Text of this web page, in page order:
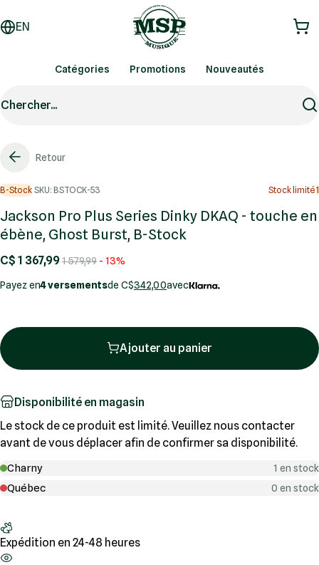
EN
Catégories Promotions Nouveautés
Chercher...
Retour
B-Stock SKU: BSTOCK-53 Stock limité1
Jackson Pro Plus Series Dinky DKAQ - touche en
ébène, Ghost Burst, B-Stock
C$ 1 367,991 579,99 - 13%
Payez en4 versementsde C$342,00avec
Ajouter au panier
Disponibilité en magasin
Le stock de ce produit est limité. Veuillez nous contacter
avant de vous déplacer afin de confirmer sa disponibilité.
Charny 1 en stock
Québec 0 en stock
Expédition en 24-48 heures